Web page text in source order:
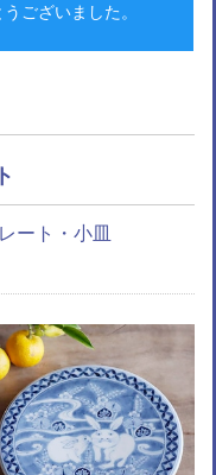
ございました。
ート・小皿